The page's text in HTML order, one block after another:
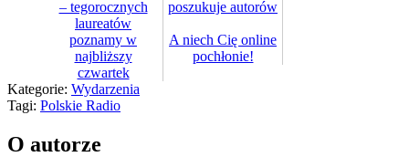
– tegorocznych
laureatów
poznamy w
najbliższy
czwartek
poszukuje autorów
A niech Cię online
pochłonie!
Kategorie: Wydarzenia
Tagi: Polskie Radio
O autorze